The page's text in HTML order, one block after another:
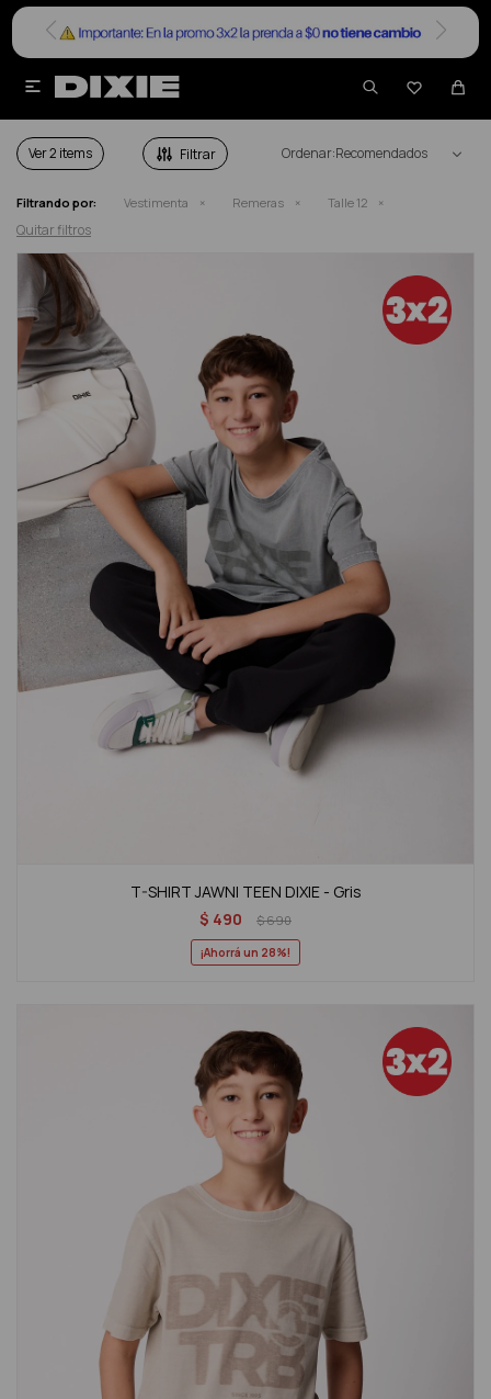


REMERAS ADOLESCENTE TALLE 12
Ver Recomendados
Filtrando por: Vestimenta Remeras Talle 12
Quitar filtros
T-SHIRT JAWNI TEEN DIXIE - Gris
$ 490 $690
28